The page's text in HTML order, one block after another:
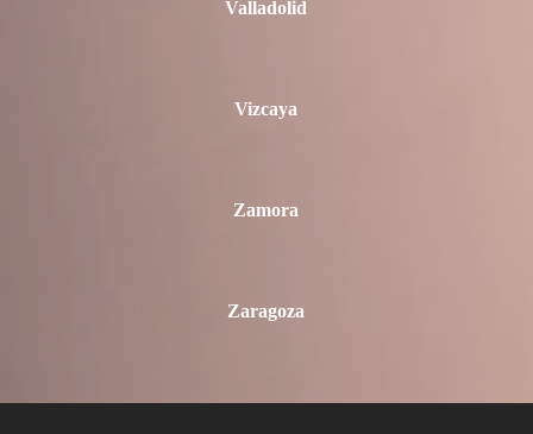
Valladolid
Vizcaya
Zamora
Zaragoza